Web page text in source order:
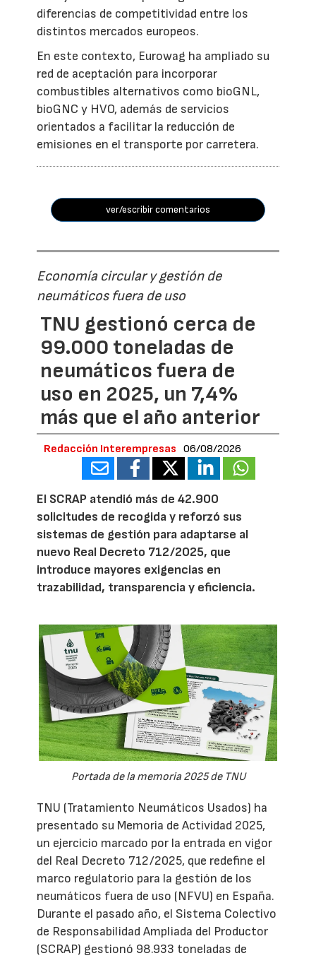
diferencias de competitividad entre los
distintos mercados europeos.
En este contexto, Eurowag ha ampliado su
red de aceptación para incorporar
combustibles alternativos como bioGNL,
bioGNC y HVO, además de servicios
orientados a facilitar la reducción de
emisiones en el transporte por carretera.
ver/escribir comentarios
Economía circular y gestión de
neumáticos fuera de uso
TNU gestionó cerca de
99.000 toneladas de
neumáticos fuera de
uso en 2025, un 7,4%
más que el año anterior
Redacción Interempresas 06/08/2026
El SCRAP atendió más de 42.900
solicitudes de recogida y reforzó sus
sistemas de gestión para adaptarse al
nuevo Real Decreto 712/2025, que
introduce mayores exigencias en
trazabilidad, transparencia y eficiencia.
Portada de la memoria 2025 de TNU
TNU (Tratamiento Neumáticos Usados) ha
presentado su Memoria de Actividad 2025,
un ejercicio marcado por la entrada en vigor
del Real Decreto 712/2025, que redefine el
marco regulatorio para la gestión de los
neumáticos fuera de uso (NFVU) en España.
Durante el pasado año, el Sistema Colectivo
de Responsabilidad Ampliada del Productor
(SCRAP) gestionó 98.933 toneladas de